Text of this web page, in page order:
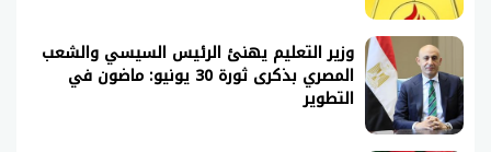
وزير التعليم يهنئ الرئيس السيسي والشعب
المصري بذكرى ثورة 30 يونيو: ماضون في
التطوير